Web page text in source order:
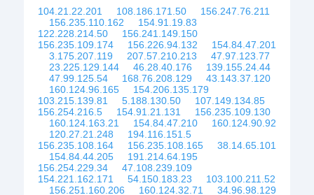
104.21.22.201 108.186.171.50
156.247.76.211
156.235.110.162
154.91.19.83
122.228.214.50
156.241.149.150
156.235.109.174
156.226.94.132
154.84.47.201
3.175.207.119
207.57.210.213
47.97.123.77
23.225.129.144
46.28.40.176
139.155.24.44
47.99.125.54
168.76.208.129
43.143.37.120
160.124.96.165
154.206.135.179
103.215.139.81
5.188.130.50
107.149.134.85
156.254.216.5
154.91.21.131
156.235.109.130
160.124.163.21
154.84.47.210
160.124.90.92
120.27.21.248
194.116.151.5
156.235.108.164
156.235.108.165
38.14.65.101
154.84.44.205
191.214.64.195
156.254.229.34
47.108.239.109
154.221.162.171
54.150.183.23
103.100.211.52
156.251.160.206
160.124.32.71
34.96.98.129